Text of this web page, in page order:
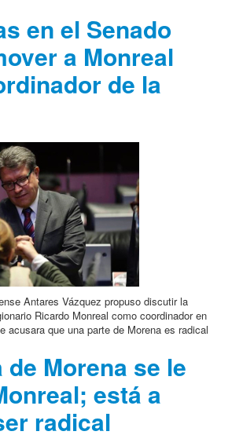
en el Senado
a Monreal
de la
Antares Vázquez propuso discutir la
Ricardo Monreal como coordinador en
acusara que una parte de Morena es radical
de Morena se le
está a
radical